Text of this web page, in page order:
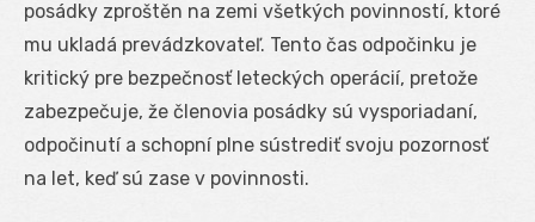
posádky zproštěn na zemi všetkých povinností, ktoré
mu ukladá prevádzkovateľ. Tento čas odpočinku je
kritický pre bezpečnosť leteckých operácií, pretože
zabezpečuje, že členovia posádky sú vysporiadaní,
odpočinutí a schopní plne sústrediť svoju pozornosť
na let, keď sú zase v povinnosti.